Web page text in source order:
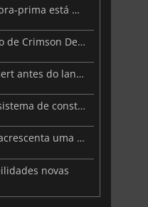
GTA VI: Para além dos atrasos, a obra-prima está quase a chegar
Pearl Abyss revela imagens de jogo de Crimson Desert para a PS5
A controvérsia atinge Crimson Desert antes do lançamento
Subnautica 2 apresenta um novo sistema de construção de bases
O primeiro DLC de Borderlands 4 acrescenta uma nova personagem e muito mais
novas